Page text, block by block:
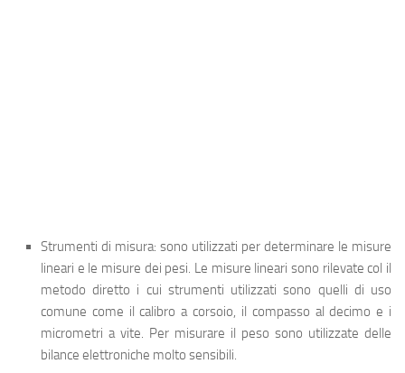
Strumenti di misura: sono utilizzati per determinare le misure
lineari e le misure dei pesi. Le misure lineari sono rilevate col il
metodo diretto i cui strumenti utilizzati sono quelli di uso
comune come il calibro a corsoio, il compasso al decimo e i
micrometri a vite. Per misurare il peso sono utilizzate delle
bilance elettroniche molto sensibili.